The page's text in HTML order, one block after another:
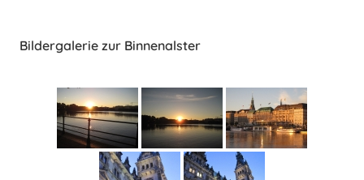
Bildergalerie zur Binnenalster